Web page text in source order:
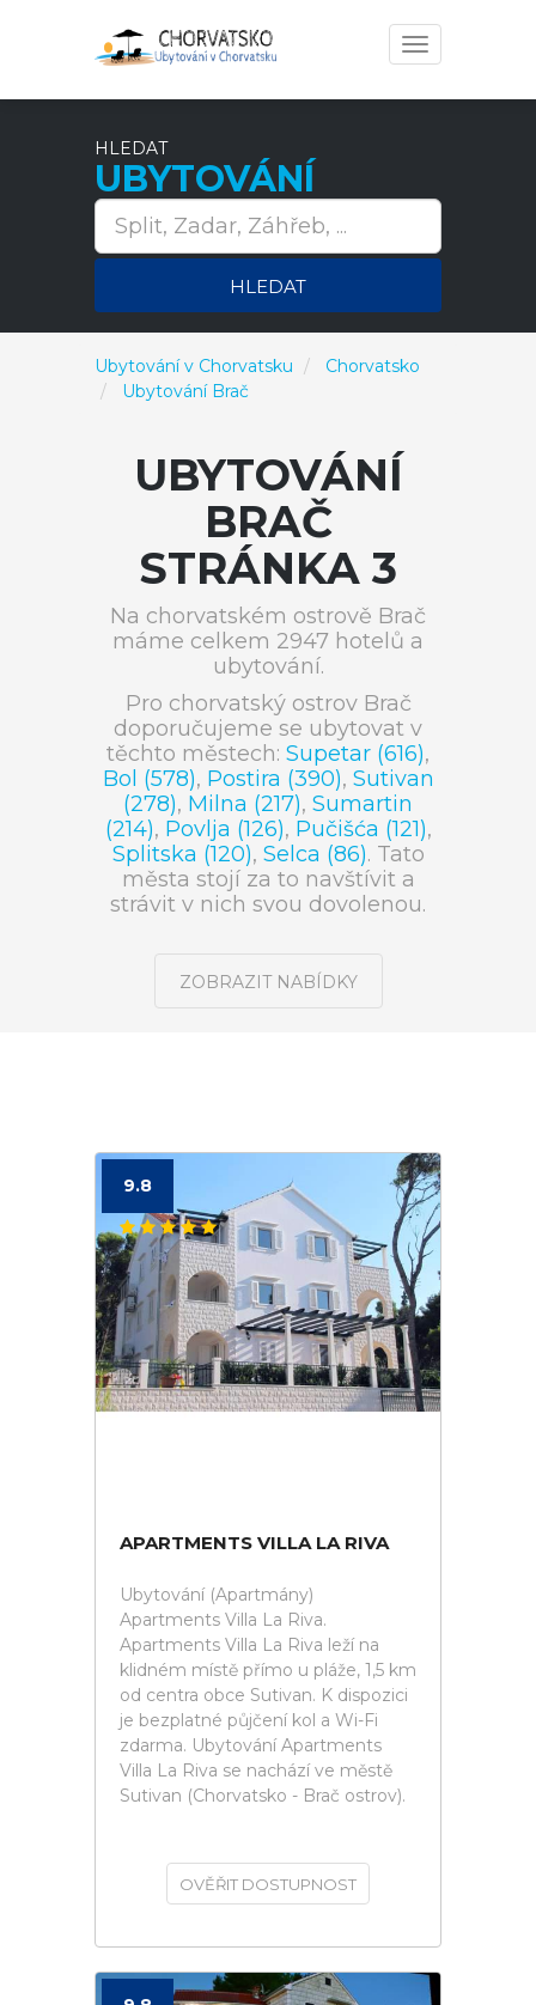
Toggle
navigation
HLEDAT
UBYTOVÁNÍ
HLEDAT
Ubytování v Chorvatsku
Chorvatsko
Ubytování Brač
UBYTOVÁNÍ
BRAČ
STRÁNKA 3
Na chorvatském ostrově Brač
máme celkem 2947 hotelů a
ubytování.
Pro chorvatský ostrov Brač
doporučujeme se ubytovat v
těchto městech: Supetar (616),
Bol (578), Postira (390), Sutivan
(278), Milna (217), Sumartin
(214), Povlja (126), Pučišća (121),
Splitska (120), Selca (86). Tato
města stojí za to navštívit a
strávit v nich svou dovolenou.
ZOBRAZIT NABÍDKY
9.8
APARTMENTS VILLA LA RIVA
Ubytování (Apartmány)
Apartments Villa La Riva.
Apartments Villa La Riva leží na
klidném místě přímo u pláže, 1,5 km
od centra obce Sutivan. K dispozici
je bezplatné půjčení kol a Wi-Fi
zdarma. Ubytování Apartments
Villa La Riva se nachází ve městě
Sutivan (Chorvatsko - Brač ostrov).
OVĚŘIT DOSTUPNOST